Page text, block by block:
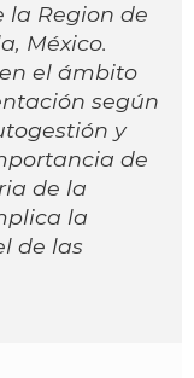
la Region de
México.
el ámbito
según
y
de
de la
la
de las